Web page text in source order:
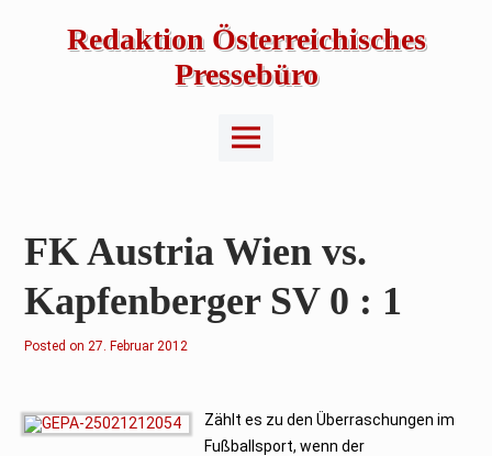
Redaktion Österreichisches
Pressebüro
Main
Menu
FK Austria Wien vs.
Kapfenberger SV 0 : 1
Posted on1
r
z
27. Februar 2012
Zählt es zu den Überraschungen im
Fußballsport, wenn der